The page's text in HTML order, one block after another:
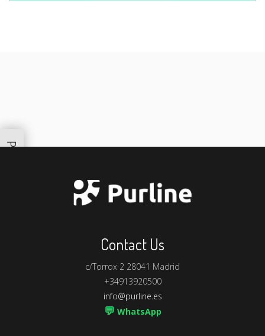
Contact Us
c/Torrox 2 28041 Madrid
+34913920500
info@purline.es
💬 WhatsApp